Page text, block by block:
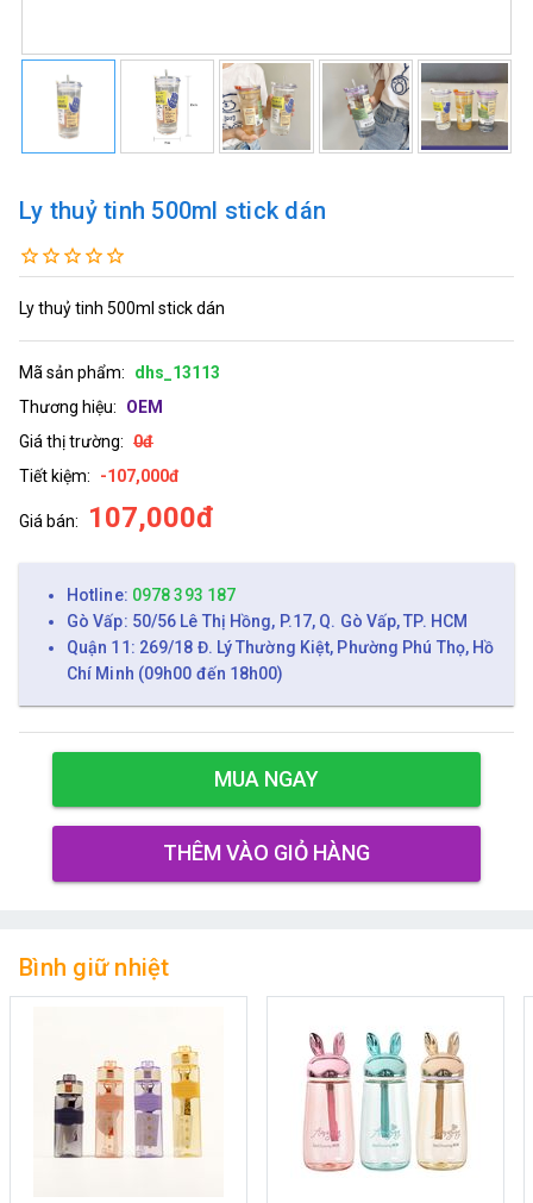
Ly thuỷ tinh 500ml stick dán
Ly thuỷ tinh 500ml stick dán
Mã sản phẩm:
dhs_13113
Thương hiệu:
OEM
Giá thị trường: 0đ
Tiết kiệm:
-107,000đ
Giá bán: 107,000đ
Hotline: 0978 393 187
Gò Vấp: 50/56 Lê Thị Hồng, P.17, Q. Gò Vấp, TP. HCM
Quận 11: 269/18 Đ. Lý Thường Kiệt, Phường Phú Thọ, Hồ
Chí Minh (09h00 đến 18h00)
MUA NGAY
THÊM VÀO GIỎ HÀNG
Bình giữ nhiệt